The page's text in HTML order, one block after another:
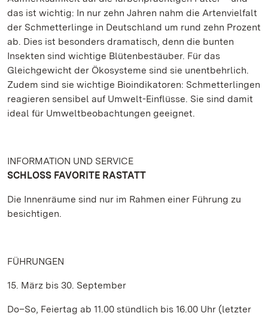
das ist wichtig: In nur zehn Jahren nahm die Artenvielfalt
der Schmetterlinge in Deutschland um rund zehn Prozent
ab. Dies ist besonders dramatisch, denn die bunten
Insekten sind wichtige Blütenbestäuber. Für das
Gleichgewicht der Ökosysteme sind sie unentbehrlich.
Zudem sind sie wichtige Bioindikatoren: Schmetterlingen
reagieren sensibel auf Umwelt-Einflüsse. Sie sind damit
ideal für Umweltbeobachtungen geeignet.
INFORMATION UND SERVICE
SCHLOSS FAVORITE RASTATT
Die Innenräume sind nur im Rahmen einer Führung zu
besichtigen.
FÜHRUNGEN
15. März bis 30. September
Do–So, Feiertag ab 11.00 stündlich bis 16.00 Uhr (letzter